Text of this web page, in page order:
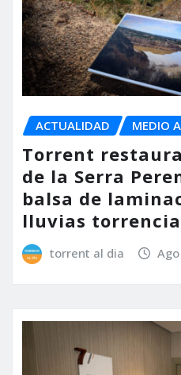
ACTUALIDAD MEDIO
Torrent
de la Serra
balsa de
lluvias
torrent al dia